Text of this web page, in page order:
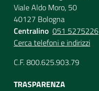
Viale Aldo Moro, 50
40127 Bologna
Centralino 051 5275226
Cerca telefoni e indirizzi
C.F. 800.625.903.79
TRASPARENZA